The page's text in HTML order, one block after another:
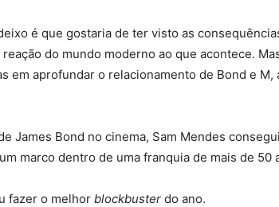
é que gostaria de ter visto as
do mundo moderno ao que acontece.
em aprofundar o relacionamento de Bond e M,
James Bond no cinema, Sam Mendes
marco dentro de uma franquia de mais de 50
fazer o melhor blockbuster do ano.